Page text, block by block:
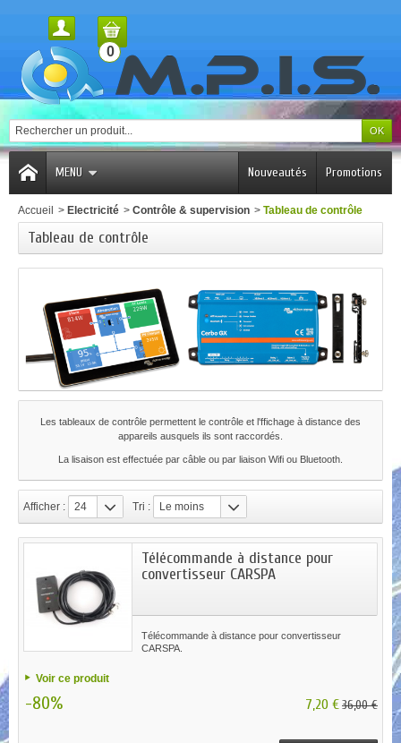
0
MENU Promotions
Nouveautés
Accueil > Electricité > Contrôle & supervision > Tableau de contrôle
Tableau de contrôle
Les tableaux de contrôle permettent le contrôle et l'ffichage à distance des
appareils ausquels ils sont raccordés.
La lisaison est effectuée par câble ou par liaison Wifi ou Bluetooth.
Afficher : 24 Tri :
Le moins
cher
Télécommande à distance pour
convertisseur CARSPA
Télécommande à distance pour convertisseur
CARSPA.
Voir ce produit
-80% 7,20 €36,00 €